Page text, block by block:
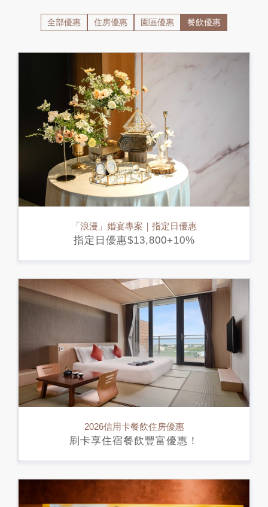
全部優惠 住房優惠 園區優惠 餐飲優惠
「浪漫」婚宴專案｜指定日優惠
指定日優惠$13,800+10%
2026信用卡餐飲住房優惠
刷卡享住宿餐飲豐富優惠！